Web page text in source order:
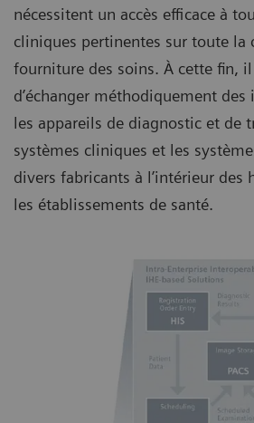
nécessitent un accès efficace à
cliniques pertinentes sur toute la
fourniture des soins. À cette fin,
d’échanger méthodiquement
les appareils de diagnostic et de
systèmes cliniques et les
divers fabricants à l’intérieur des
les établissements de santé.